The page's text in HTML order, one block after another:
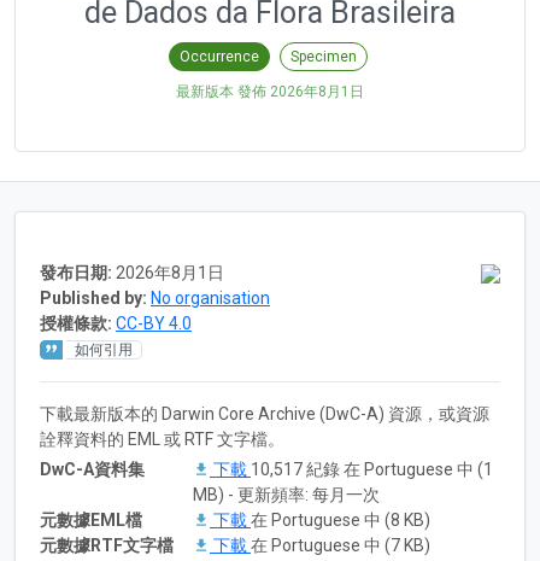
de Dados da Flora Brasileira
Occurrence Specimen
最新版本 發佈 2026年8月1日
發布日期: 2026年8月1日
Published by: No organisation
授權條款: CC-BY 4.0
如何引用
下載最新版本的 Darwin Core Archive (DwC-A) 資源，或資源
詮釋資料的 EML 或 RTF 文字檔。
DwC-A資料集
下載 10,517 紀錄 在 Portuguese 中 (1
MB) - 更新頻率: 每月一次
元數據EML檔
下載在 Portuguese 中 (8 KB)
元數據RTF文字檔
下載在 Portuguese 中 (7 KB)